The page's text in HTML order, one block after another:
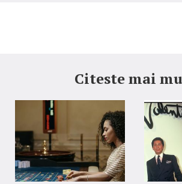
Citeste mai